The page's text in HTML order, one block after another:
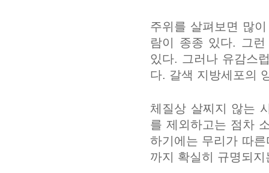
주위를 살펴보면 많
람이 종종 있다. 그
있다. 그러나 유감스
다. 갈색 지방세포의
체질상 살찌지 않는
를 제외하고는 점차
하기에는 무리가 따
까지 확실히 규명되